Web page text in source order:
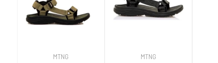
MTNG MTNG